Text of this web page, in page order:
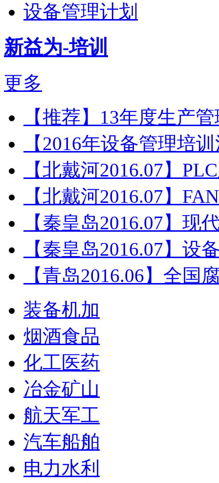
设备管理计划
新益为-培训
更多
【推荐】13年度生产
【2016年设备管理培
【北戴河2016.07】
【北戴河2016.07】
【秦皇岛2016.07】现
【秦皇岛2016.07】设
【青岛2016.06】全国
装备机加
烟酒食品
化工医药
冶金矿山
航天军工
汽车船舶
电力水利